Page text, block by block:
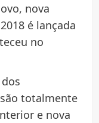
nova
é lançada
no
totalmente
e nova